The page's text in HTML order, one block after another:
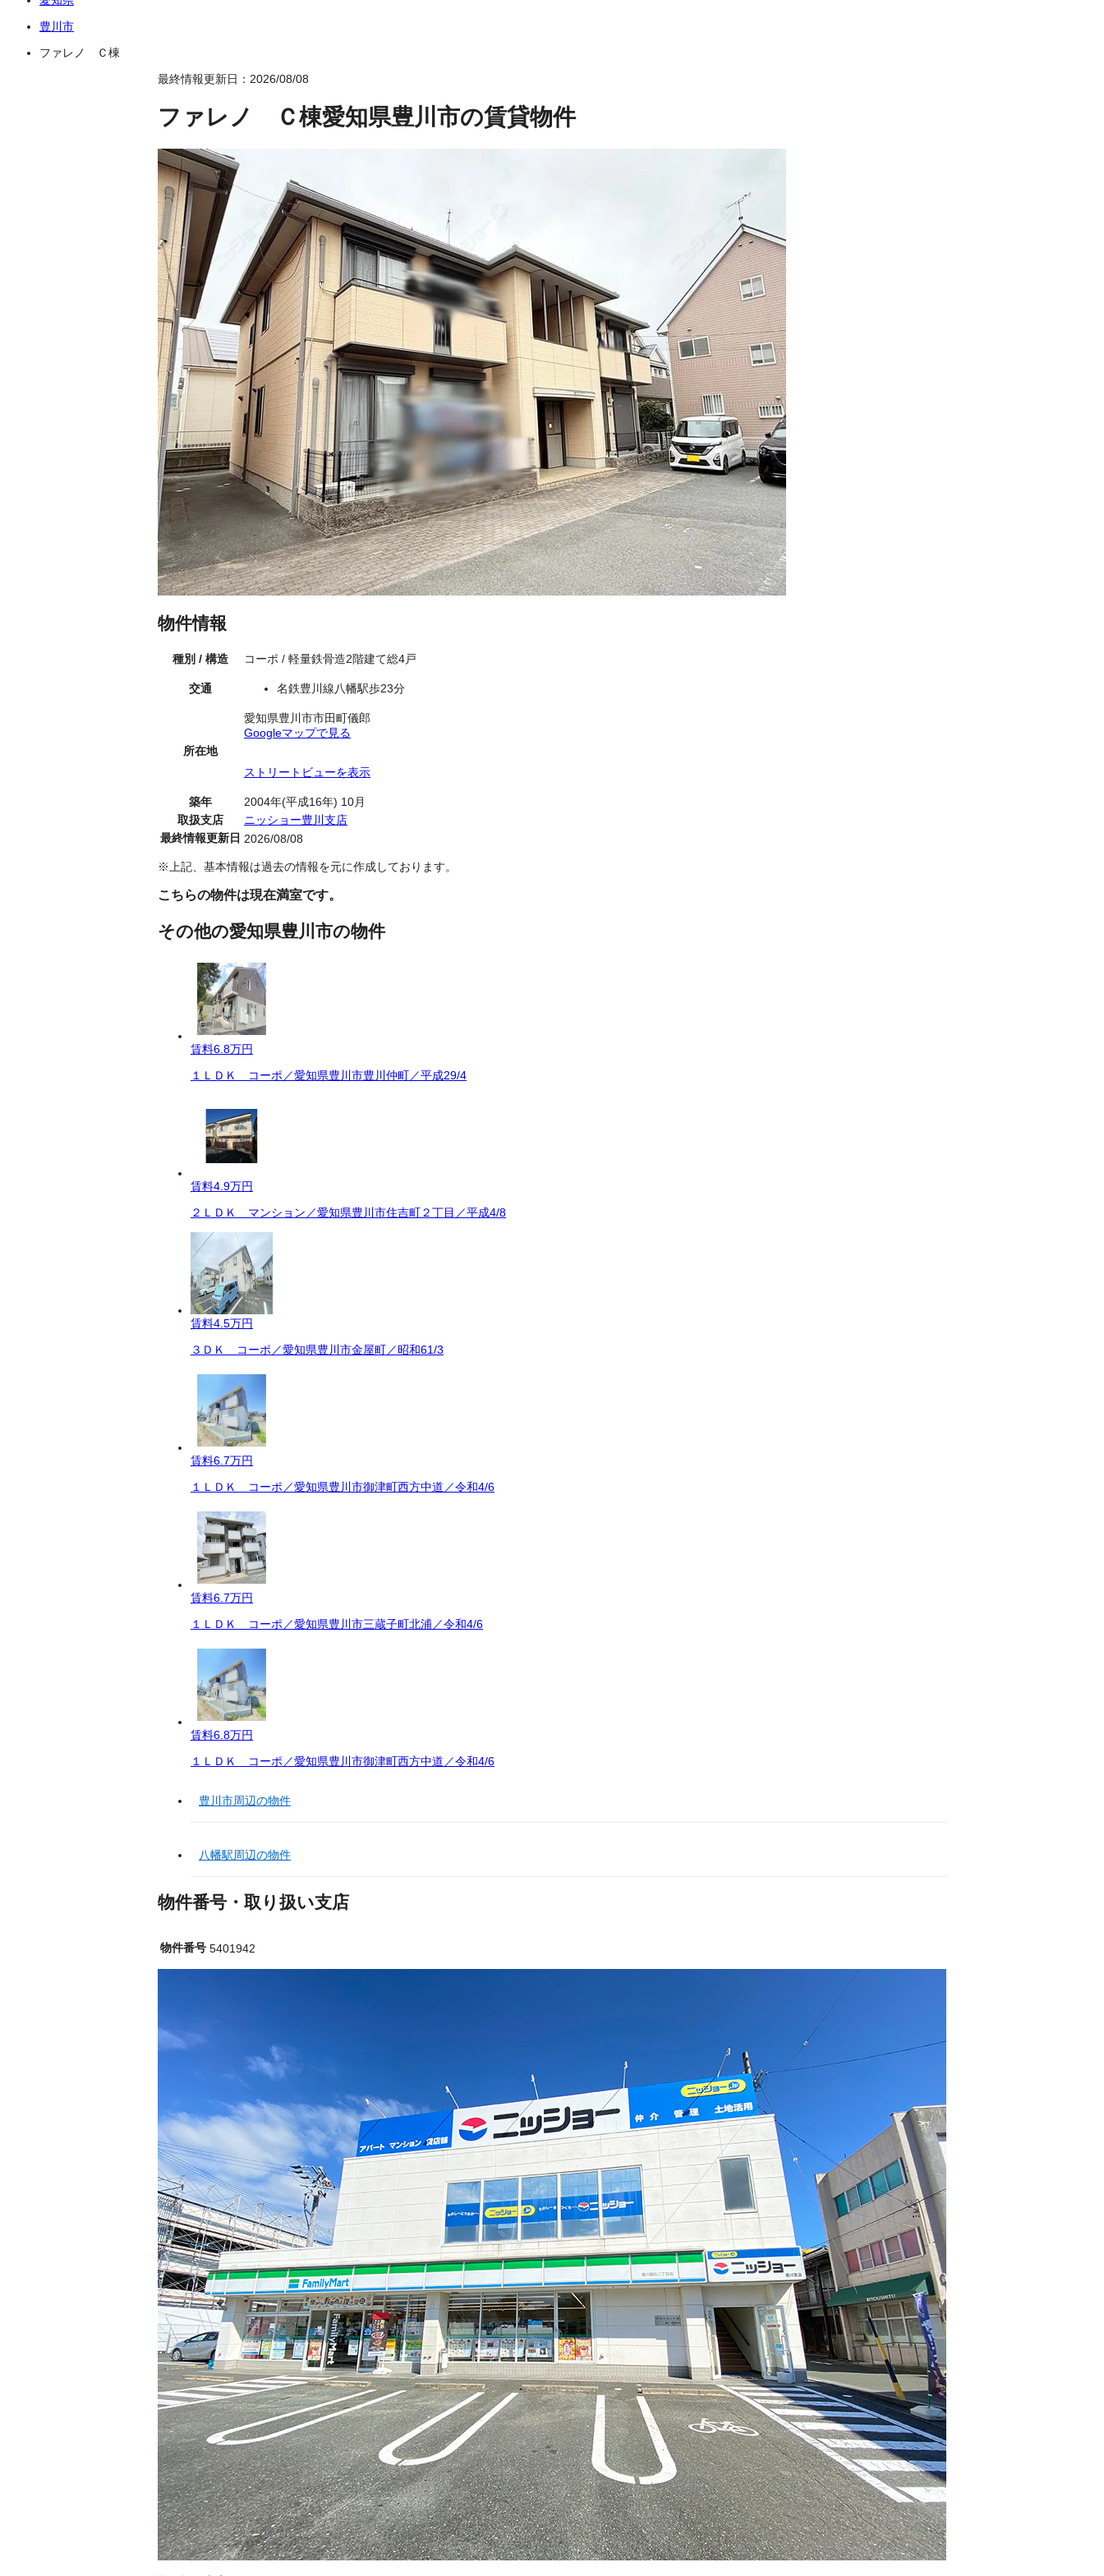
豊川市
ファレノ Ｃ棟
最終情報更新日：2026/08/08
ファレノ Ｃ棟愛知県豊川市の賃貸物件
物件情報
種別 / 構造 コーポ / 軽量鉄骨造2階建て総4戸
交通 名鉄豊川線八幡駅歩23分
所在地
愛知県豊川市市田町儀郎
Googleマップで見る
ストリートビューを表示
築年
2004年(平成16年) 10月
取扱支店
ニッショー豊川支店
最終情報更新日 2026/08/08
※上記、基本情報は過去の情報を元に作成しております。
こちらの物件は現在満室です。
その他の愛知県豊川市の物件
賃料6.8万円
１ＬＤＫ コーポ／愛知県豊川市豊川仲町／平成29/4
賃料4.9万円
２ＬＤＫ マンション／愛知県豊川市住吉町２丁目／平成4/8
賃料4.5万円
３ＤＫ コーポ／愛知県豊川市金屋町／昭和61/3
賃料6.7万円
１ＬＤＫ コーポ／愛知県豊川市御津町西方中道／令和4/6
賃料6.7万円
１ＬＤＫ コーポ／愛知県豊川市三蔵子町北浦／令和4/6
賃料6.8万円
１ＬＤＫ コーポ／愛知県豊川市御津町西方中道／令和4/6
豊川市周辺の物件
八幡駅周辺の物件
物件番号・取り扱い支店
物件番号 5401942